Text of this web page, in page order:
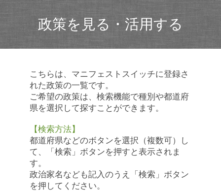
政策を見る・活用する
こちらは、マニフェストスイッチに登録さ
れた政策の一覧です。
ご希望の政策は、検索機能で種別や都道府
県を選択して探すことができます。
【検索方法】
都道府県などのボタンを選択（複数可）し
て、「検索」ボタンを押すと表示されま
す。
政治家名なども記入のうえ「検索」ボタン
を押してください。